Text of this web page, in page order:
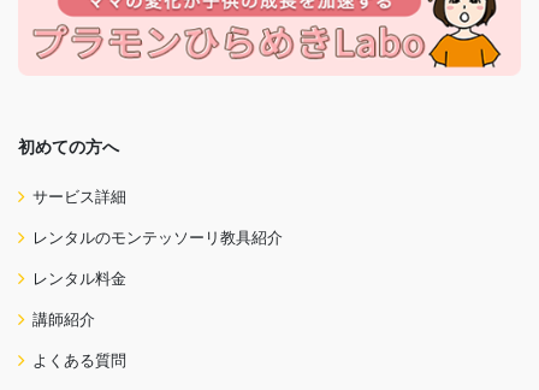
初めての方へ
サービス詳細
レンタルのモンテッソーリ教具紹介
レンタル料金
講師紹介
よくある質問